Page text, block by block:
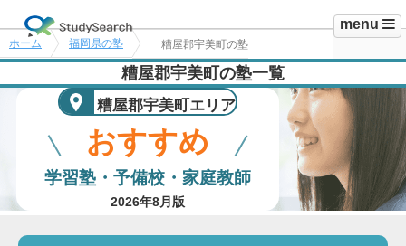
menu
ホーム 福岡県の塾 糟屋郡宇美町の塾
糟屋郡宇美町の塾一覧
糟屋郡宇美町エリア
おすすめ
学習塾・予備校・家庭教師
2026年8月版